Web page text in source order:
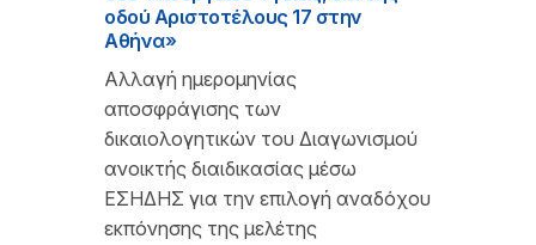
οδού Αριστοτέλους 17 στην
Αθήνα»
Αλλαγή ημερομηνίας
αποσφράγισης των
δικαιολογητικών του Διαγωνισμού
ανοικτής διαιδικασίας μέσω
ΕΣΗΔΗΣ για την επιλογή αναδόχου
εκπόνησης της μελέτης